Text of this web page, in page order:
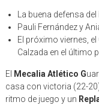
La buena defensa
Pauli Fernández y
El próximo viernes,
Calzada en el último
El Mecalia Atlético G
casa con victoria (22-
ritmo de juego y un